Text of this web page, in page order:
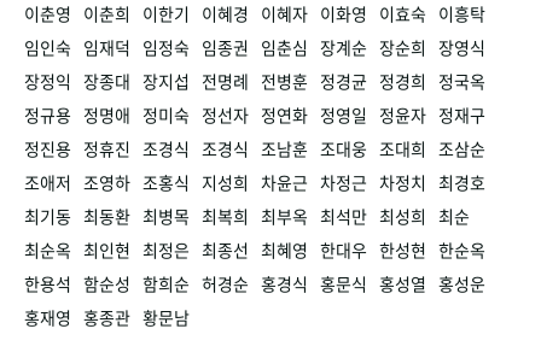
이춘영
이춘희 이한기 이혜경 이혜자 이화영 이효숙 이흥탁
임인숙 임재덕 임정숙 임종권 임춘심 장계순 장순희 장영식
장정익 장종대 장지섭 전명례 전병훈 정경균 정경희
정국옥
정규용 정명애 정미숙 정선자 정연화 정영일 정윤자 정재구
정진용 정휴진 조경식 조경식 조남훈 조대웅 조대희 조삼순
조애저 조영하 조홍식 지성희 차윤근 차정근 차정치 최경호
최기동 최동환 최병목 최복희 최부옥 최석만 최성희 최순
최순옥 최인현 최정은 최종선 최혜영 한대우 한성현 한순옥
한용석 함순성 함희순 허경순 홍경식 홍문식 홍성열 홍성운
홍재영 홍종관 황문남